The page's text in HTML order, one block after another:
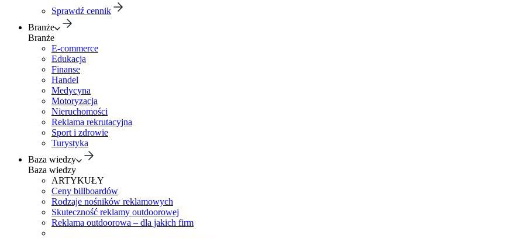
Sprawdź cennik
Branże
Branże
E-commerce
Edukacja
Finanse
Handel
Medycyna
Motoryzacja
Nieruchomości
Reklama rekrutacyjna
Sport i zdrowie
Turystyka
Baza wiedzy
Baza wiedzy
ARTYKUŁY
Ceny billboardów
Rodzaje nośników reklamowych
Skuteczność reklamy outdoorowej
Reklama outdoorowa – dla jakich firm